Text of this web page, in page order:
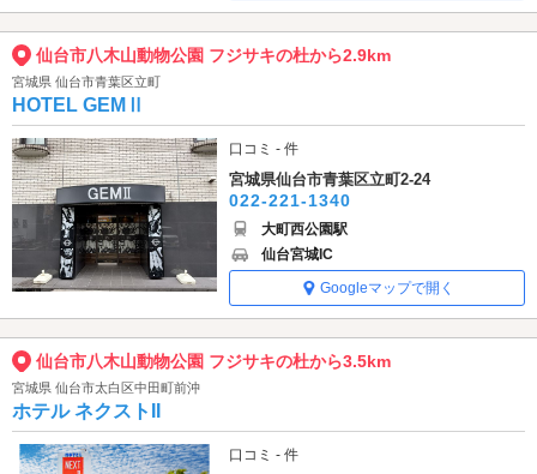
仙台市八木山動物公園 フジサキの杜から2.9km
宮城県 仙台市青葉区立町
HOTEL GEMⅡ
口コミ - 件
宮城県仙台市青葉区立町2-24
022-221-1340
大町西公園駅
仙台宮城IC
Googleマップで開く
仙台市八木山動物公園 フジサキの杜から3.5km
宮城県 仙台市太白区中田町前沖
ホテル ネクストII
口コミ - 件